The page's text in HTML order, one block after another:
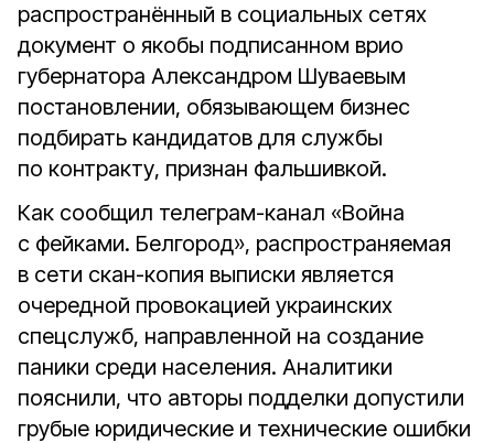
распространённый в социальных сетях
документ о якобы подписанном врио
губернатора Александром Шуваевым
постановлении, обязывающем бизнес
подбирать кандидатов для службы
по контракту, признан фальшивкой.
Как сообщил телеграм-канал «Война
с фейками. Белгород», распространяемая
в сети скан-копия выписки является
очередной провокацией украинских
спецслужб, направленной на создание
паники среди населения. Аналитики
пояснили, что авторы подделки допустили
грубые юридические и технические ошибки